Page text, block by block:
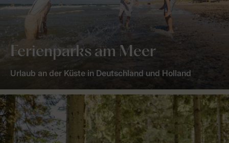
Ferienparks am Meer
Urlaub an der Küste in Deutschland und Holland